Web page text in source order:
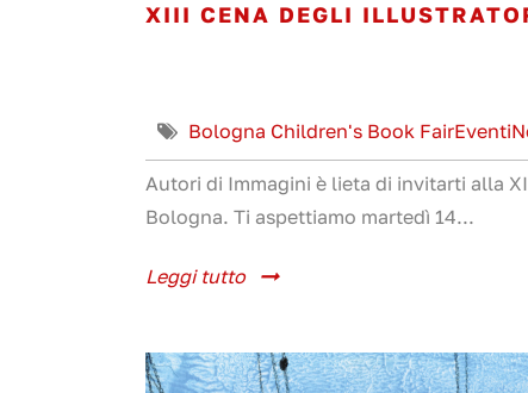
XIII CENA DEGLI
Bologna Children's Book FairEventi
Autori di Immagini è lieta di invitarti alla
Bologna. Ti aspettiamo martedì 14...
Leggi tutto